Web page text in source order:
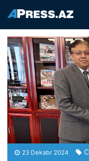
23 Dekabr 2024